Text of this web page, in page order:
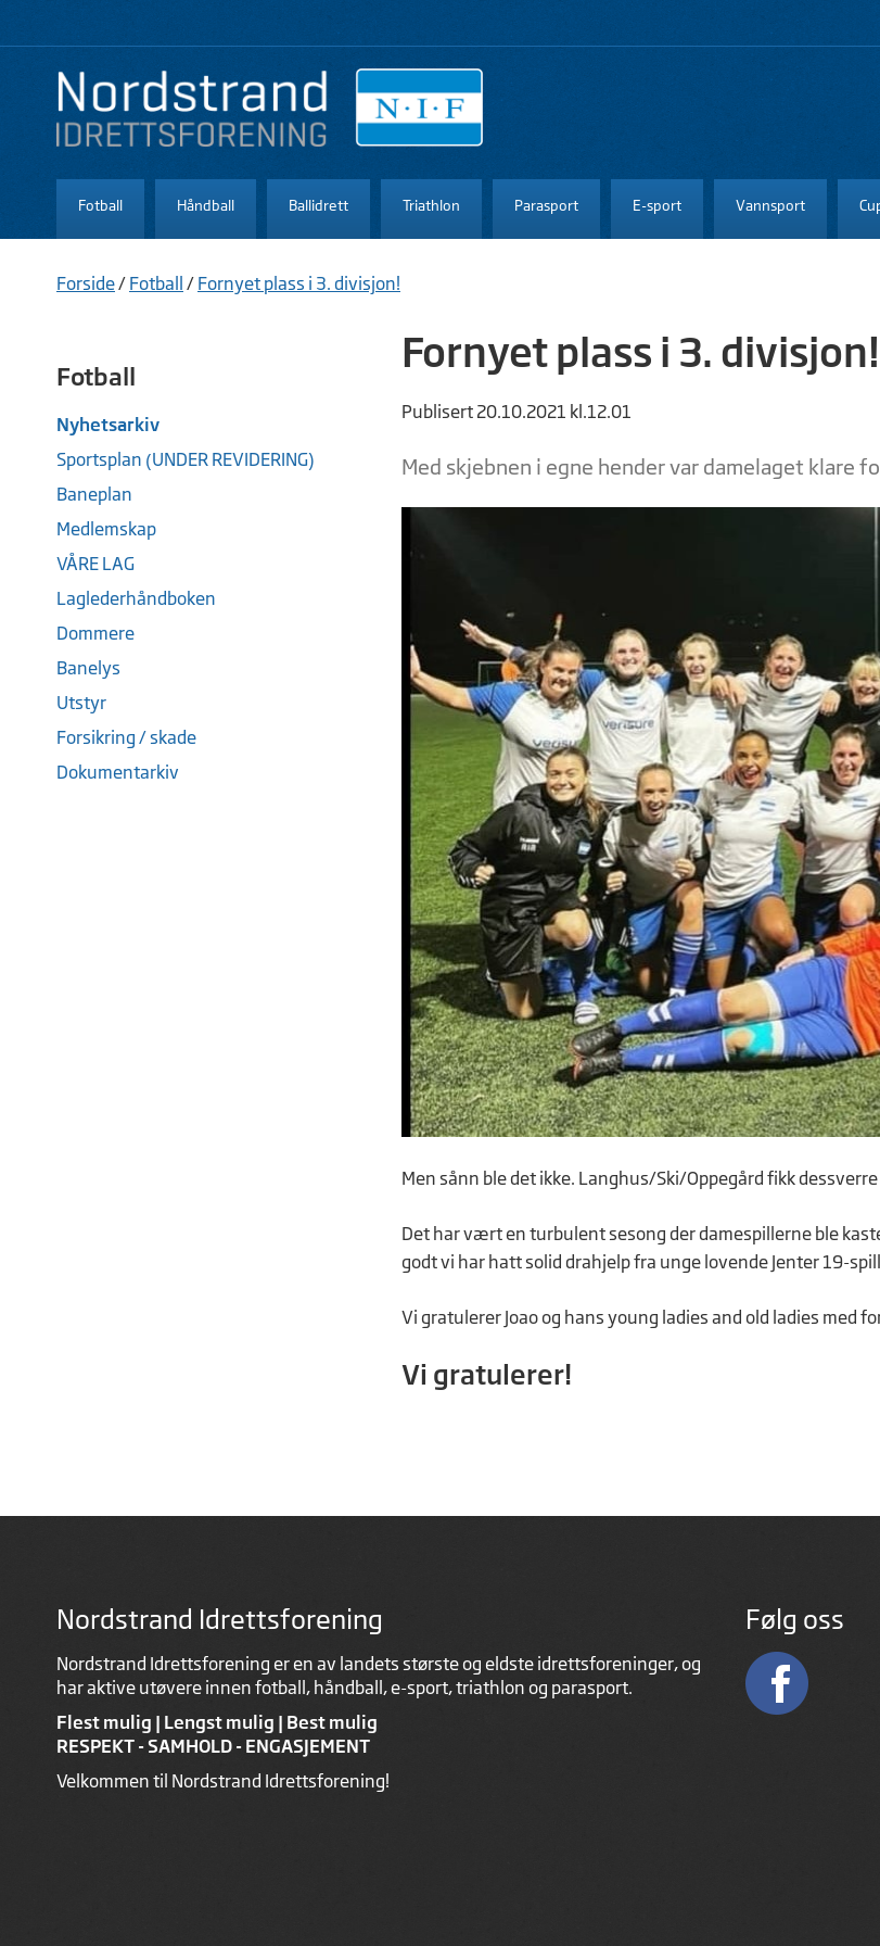
Fotball Håndball Ballidrett Triathlon Parasport E-sport Vannsport
Forside/ Fotball / Fornyet plass i 3. divisjon!
Fotball
Nyhetsarkiv
Sportsplan (UNDER REVIDERING)
Baneplan
Medlemskap
VÅRE LAG
Laglederhåndboken
Dommere
Banelys
Utstyr
Forsikring / skade
Dokumentarkiv
Fornyet plass i 3. divisjon!
Publisert 20.10.2021 kl.12.01
Med skjebnen i egne hender var damelaget klare
Men sånn ble det ikke. Langhus/Ski/Oppegård fikk
Det har vært en turbulent sesong der damespillerne ble
godt vi har hatt solid drahjelp fra unge lovende Jenter 19-
Vi gratulerer Joao og hans young ladies and old ladies med
Vi gratulerer!
Nordstrand Idrettsforening
Nordstrand Idrettsforening er en av landets største og eldste idrettsforeninger, og
har aktive utøvere innen fotball, håndball, e-sport, triathlon og parasport.
Flest mulig | Lengst mulig | Best mulig
RESPEKT - SAMHOLD - ENGASJEMENT
Velkommen til Nordstrand Idrettsforening!
Følg oss